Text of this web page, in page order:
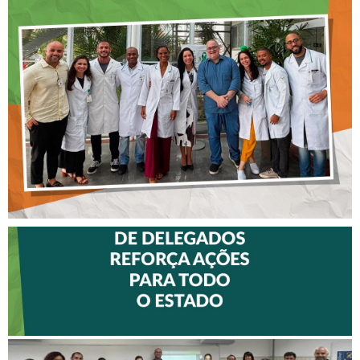
CONTINUADA AOS
FISIOTERAPEUTAS DAS UTIs
DO HOSPITAL ARISTIDES
MALTEZ
DELEGADOS REFORÇA